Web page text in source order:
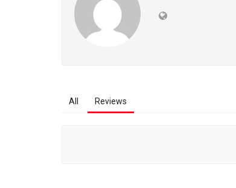
All Reviews